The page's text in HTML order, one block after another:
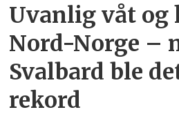
Uvanlig våt
Nord-Norge –
Svalbard ble
rekord